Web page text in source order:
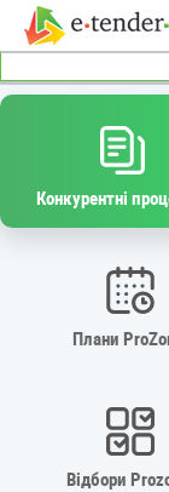
Конкурентні
Плани
Відбори